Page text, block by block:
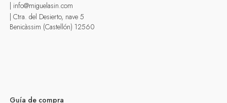
Guía de compra
| info@miguelasin.com
| Ctra. del Desierto, nave 5
Benicàssim (Castellón) 12560